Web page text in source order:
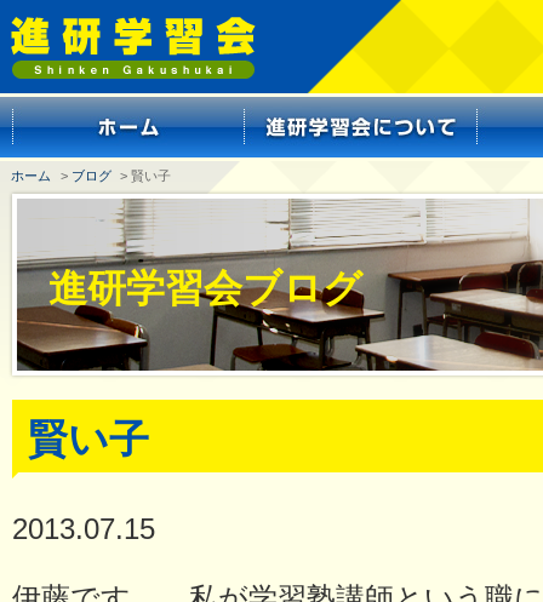
ホーム > ブログ > 賢い子
進研学習会ブログ
賢い子
2013.07.15